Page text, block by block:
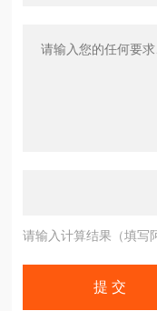
请输入计算结果（填写